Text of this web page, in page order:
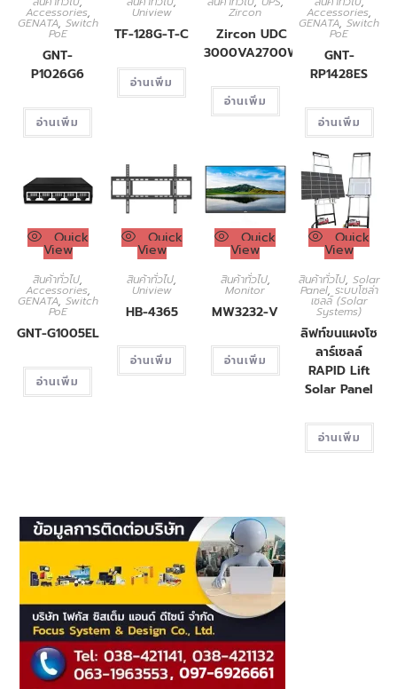
Accessories,
GENATA, Switch
PoE
GNT-
P1026G6
อ่านเพิ่ม
Uniview
TF-128G-T-C
อ่านเพิ่ม
Zircon
Zircon UDC
3000VA2700W​
อ่านเพิ่ม
Accessories,
GENATA,Switch
PoE
GNT-
RP1428ES
อ่านเพิ่ม
Quick
View
สินค้าทั่วไป,
Accessories,
GENATA, Switch
PoE
GNT-G1005EL
อ่านเพิ่ม
Quick
View
สินค้าทั่วไป,
Uniview
HB-4365
อ่านเพิ่ม
Quick
View
สินค้าทั่วไป,
Monitor
MW3232-V
อ่านเพิ่ม
Quick
View
สินค้าทั่วไป, Solar
Panel, ระบบโซล่า
เซลล์ (Solar
Systems)
ลิฟท์ขนแผงโซ
ลาร์เซลล์
RAPID Lift
Solar Panel
อ่านเพิ่ม